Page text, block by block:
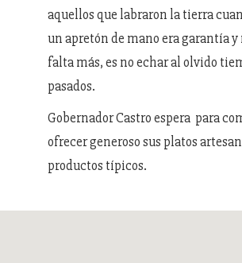
aquellos que labraron la tierra
un apretón de mano era garantía y
falta más, es no echar al olvido
pasados.
Gobernador Castro espera para
ofrecer generoso sus platos
productos típicos.